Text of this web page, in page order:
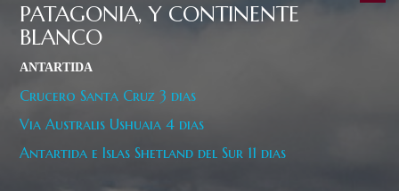
PATAGONIA, Y CONTINENTE
BLANCO
ANTARTIDA
Crucero Santa Cruz 3 dias
Via Australis Ushuaia 4 dias
Antartida e Islas Shetland del Sur 11 dias